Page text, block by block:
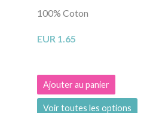
100% Coton
EUR 1.65
Ajouter au panier
Voir toutes les options